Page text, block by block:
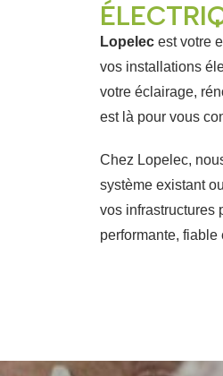
Lopelec est votre
vos installations
votre éclairage,
est là pour vous
Chez Lopelec,
système existant
vos infrastructures
performante, fiable